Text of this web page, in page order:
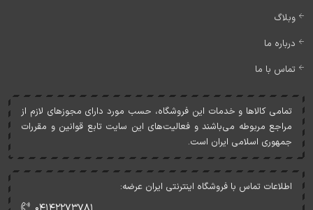
وبلاگ
درباره ما
تماس با ما
تمامی کالاها و خدمات اين فروشگاه، حسب مورد دارای مجوزهای لازم از
مراجع مربوطه می‌باشند و فعاليت‌های اين سايت تابع قوانين و مقررات
جمهوری اسلامی ايران است.
اطلاعات تماس با فروشگاه اینترنتی ایران عرضه: